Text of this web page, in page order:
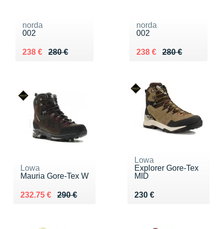
norda
002
280 €
Au lieu de 280 €
238 €
Vendu 238 €
norda
002
280 €
Au lieu de 280 €
238 €
Vendu 238 €
Lowa
Mauria Gore-Tex W
290 €
Au lieu de 290 €
232.75 €
Vendu 232.75 €
Lowa
Explorer Gore-Tex
MID
230 €
Vendu 230 €